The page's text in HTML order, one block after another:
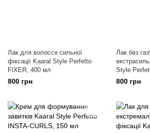
Лак для волосся сильної
фіксації Kaaral Style Perfetto
FIXER, 400 мл
800 грн
Лак без
Style
800 грн